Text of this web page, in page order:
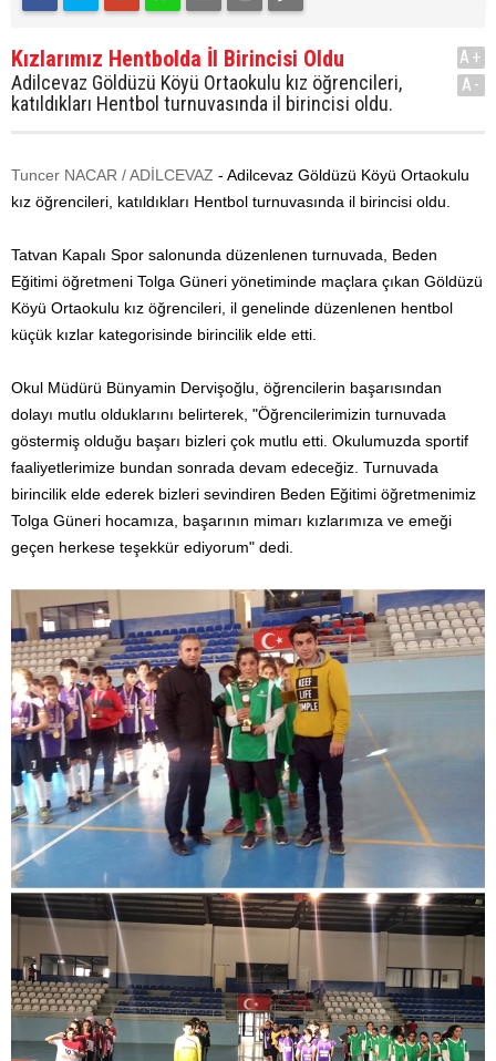
Kızlarımız Hentbolda İl Birincisi Oldu
Adilcevaz Göldüzü Köyü Ortaokulu kız öğrencileri,
katıldıkları Hentbol turnuvasında il birincisi oldu.
A+
A-
Tuncer NACAR / ADİLCEVAZ - Adilcevaz Göldüzü Köyü Ortaokulu
kız öğrencileri, katıldıkları Hentbol turnuvasında il birincisi oldu.
Tatvan Kapalı Spor salonunda düzenlenen turnuvada, Beden
Eğitimi öğretmeni Tolga Güneri yönetiminde maçlara çıkan Göldüzü
Köyü Ortaokulu kız öğrencileri, il genelinde düzenlenen hentbol
küçük kızlar kategorisinde birincilik elde etti.
Okul Müdürü Bünyamin Dervişoğlu, öğrencilerin başarısından
dolayı mutlu olduklarını belirterek, "Öğrencilerimizin turnuvada
göstermiş olduğu başarı bizleri çok mutlu etti. Okulumuzda sportif
faaliyetlerimize bundan sonrada devam edeceğiz. Turnuvada
birincilik elde ederek bizleri sevindiren Beden Eğitimi öğretmenimiz
Tolga Güneri hocamıza, başarının mimarı kızlarımıza ve emeği
geçen herkese teşekkür ediyorum" dedi.